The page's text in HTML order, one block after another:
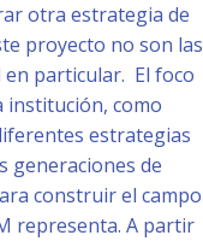
otra estrategia de
proyecto no son las
particular. El foco
institución, como
estrategias
generaciones de
construir el campo
representa. A partir